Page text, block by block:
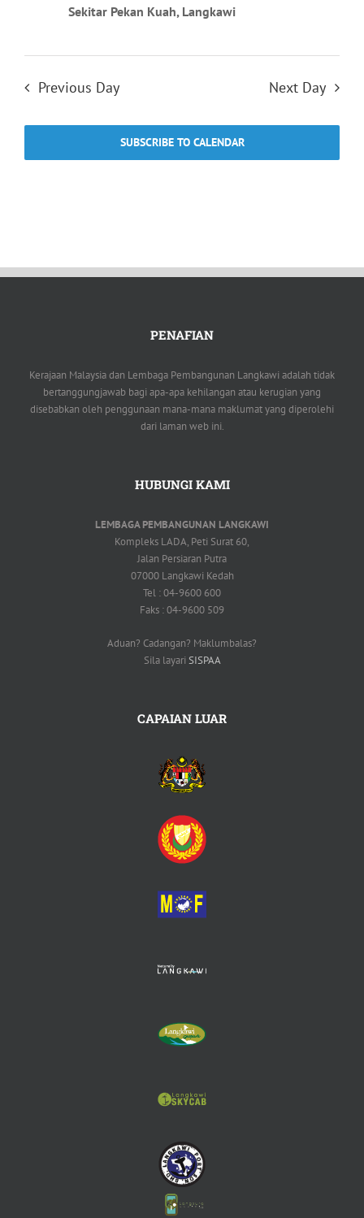
Sekitar Pekan Kuah, Langkawi
Previous Day Next Day
SUBSCRIBE TO CALENDAR
PENAFIAN
Kerajaan Malaysia dan Lembaga Pembangunan Langkawi adalah tidak
bertanggungjawab bagi apa-apa kehilangan atau kerugian yang
disebabkan oleh penggunaan mana-mana maklumat yang diperolehi
dari laman web ini.
HUBUNGI KAMI
LEMBAGA PEMBANGUNAN LANGKAWI
Kompleks LADA, Peti Surat 60,
Jalan Persiaran Putra
07000 Langkawi Kedah
Tel : 04-9600 600
Faks : 04-9600 509
Aduan? Cadangan? Maklumbalas?
Sila layari SISPAA
CAPAIAN LUAR